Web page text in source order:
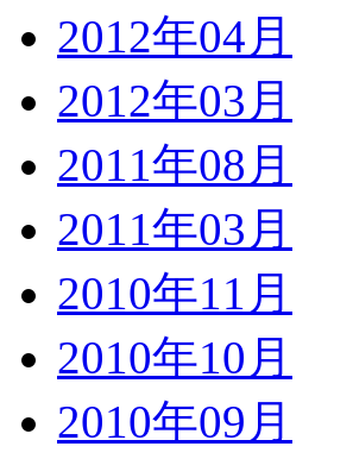
2012年04月
2012年03月
2011年08月
2011年03月
2010年11月
2010年10月
2010年09月